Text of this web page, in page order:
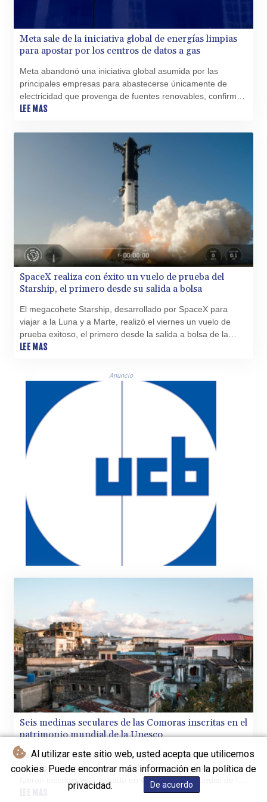
Al utilizar este sitio web, usted acepta que utilicemos
cookies. Puede encontrar más información en la política de
privacidad.
De acuerdo
Meta sale de la iniciativa global de energías limpias
para apostar por los centros de datos a gas
Meta abandonó una iniciativa global asumida por las
principales empresas para abastecerse únicamente de
electricidad que provenga de fuentes renovables, confirmó
el viernes el gigante de las redes sociales.
LEE MAS
SpaceX realiza con éxito un vuelo de prueba del
Starship, el primero desde su salida a bolsa
El megacohete Starship, desarrollado por SpaceX para
viajar a la Luna y a Marte, realizó el viernes un vuelo de
prueba exitoso, el primero desde la salida a bolsa de la
compañía en junio.
LEE MAS
Anuncio
Seis medinas seculares de las Comoras inscritas en el
patrimonio mundial de la Unesco
Seis medinas seculares de las Comoras, testimonios de los
antiguos sultanatos de este archipiélago del océano Índico,
fueron inscritas este sábado en el patrimonio mundial de la